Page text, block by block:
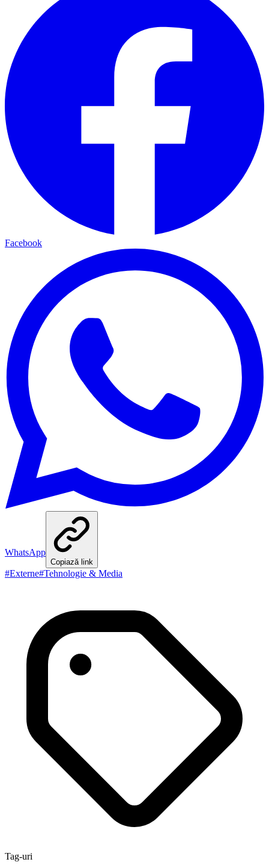
Facebook
WhatsApp
Copiază link
#Externe#Tehnologie & Media
Tag-uri